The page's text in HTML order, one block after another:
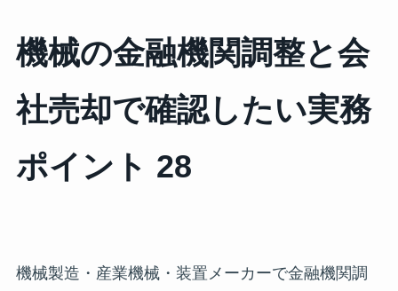
機械の金融機関調整と会
社売却で確認したい実務
ポイント 28
機械製造・産業機械・装置メーカーで金融機関調